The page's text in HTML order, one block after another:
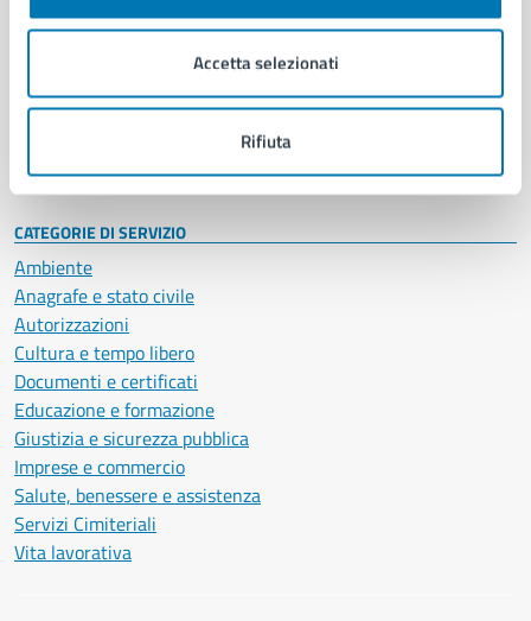
Accetta selezionati
Rifiuta
Enti e fondazioni
Personale amministrativo
Intranet, posta aziendale e protocollo
CATEGORIE DI SERVIZIO
Ambiente
Anagrafe e stato civile
Autorizzazioni
Cultura e tempo libero
Documenti e certificati
Educazione e formazione
Giustizia e sicurezza pubblica
Imprese e commercio
Salute, benessere e assistenza
Servizi Cimiteriali
Vita lavorativa